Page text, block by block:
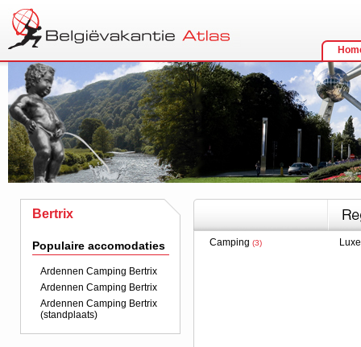
Bertrix
Populaire accomodaties
Ardennen Camping Bertrix
Ardennen Camping Bertrix
Ardennen Camping Bertrix
(standplaats)
Camping (3)